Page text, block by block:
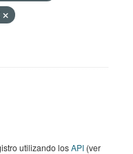
utilizando losAPI (ver